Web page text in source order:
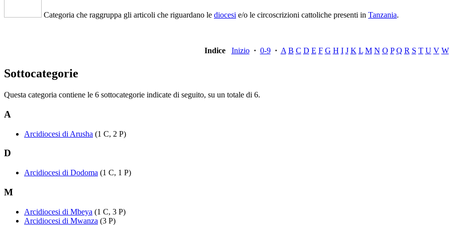
Categoria che raggruppa gli articoli che riguardano le diocesi e/o le circoscrizioni cattoliche presenti in Tanzania.
Indice Inizio · 0-9 · A B C D E F G H I J K L M N O P Q R S T U V W
Sottocategorie
Questa categoria contiene le 6 sottocategorie indicate di seguito, su un totale di 6.
A
Arcidiocesi di Arusha (1 C, 2 P)
D
Arcidiocesi di Dodoma (1 C, 1 P)
M
Arcidiocesi di Mbeya (1 C, 3 P)
Arcidiocesi di Mwanza (3 P)